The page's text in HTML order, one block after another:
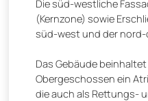
Die süd-westliche
(Kernzone) sowie
süd-west und der nord-
Das Gebäude
Obergeschossen ein
die auch als Rettungs-